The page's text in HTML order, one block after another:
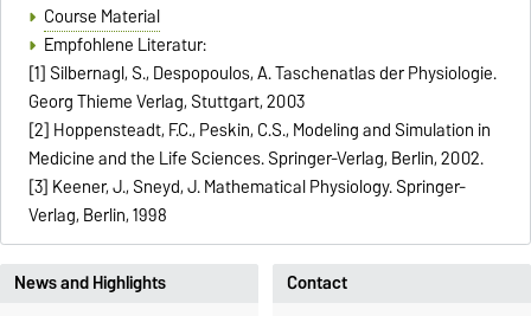
Course Material
Empfohlene Literatur:
[1] Silbernagl, S., Despopoulos, A. Taschenatlas der Physiologie.
Georg Thieme Verlag, Stuttgart, 2003
[2] Hoppensteadt, F.C., Peskin, C.S., Modeling and Simulation in
Medicine and the Life Sciences. Springer-Verlag, Berlin, 2002.
[3] Keener, J., Sneyd, J. Mathematical Physiology. Springer-
Verlag, Berlin, 1998
News and Highlights
Contact